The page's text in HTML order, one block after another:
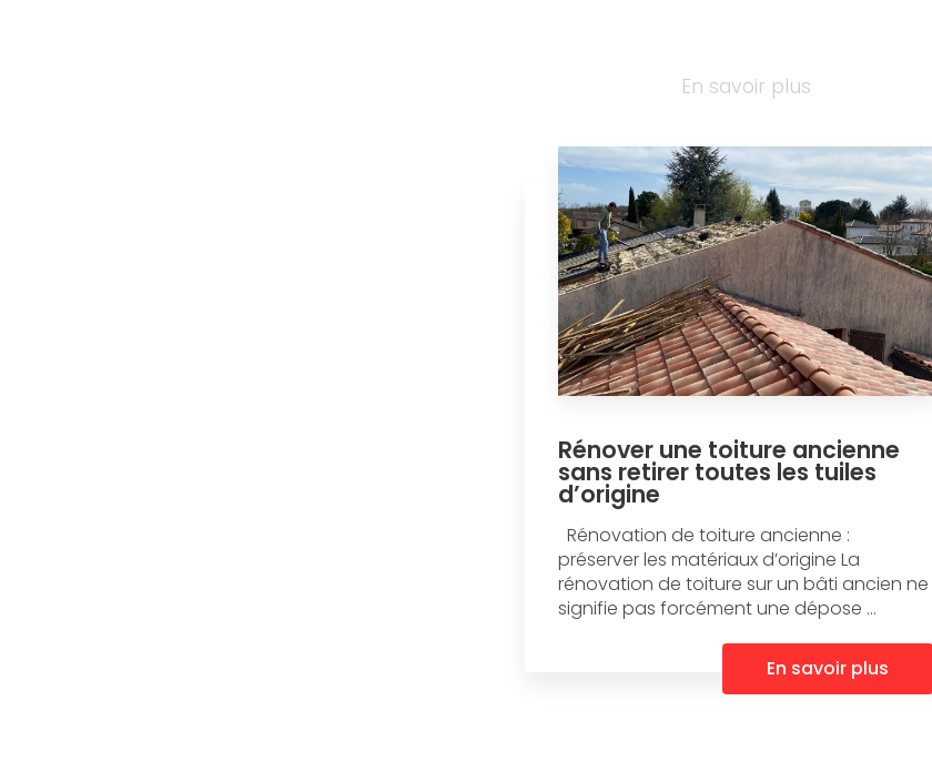
En savoir plus
Rénover une toiture ancienne
sans retirer toutes les tuiles
d’origine
Rénovation de toiture ancienne :
préserver les matériaux d’origine La
rénovation de toiture sur un bâti ancien ne
signifie pas forcément une dépose ...
En savoir plus